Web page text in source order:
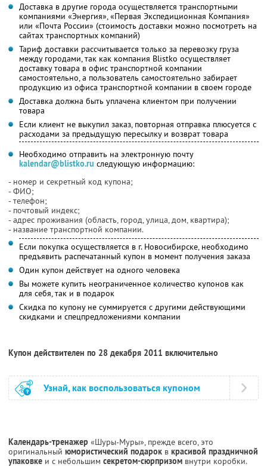
Доставка в другие города осуществляется транспортными
компаниями «Энергия», «Первая Экспедиционная Компания»
или «Почта России» (стоимость доставки можно посмотреть на
сайтах транспортных компаний)
Тариф доставки рассчитывается только за перевозку груза
между городами, так как компания Blistko осуществляет
доставку товара в офис транспортной компании
самостоятельно, а пользователь самостоятельно забирает
продукцию из офиса транспортной компании в своем городе
Доставка должна быть уплачена клиентом при получении
товара
Если клиент не выкупил заказ, повторная отправка плюсуется с
расходами за предыдущую пересылку и возврат товара
Необходимо отправить на электронную почту
kalendar@blistko.ru следующую информацию:
- номер и секретный код купона;
- ФИО;
- телефон;
- почтовый индекс;
- адрес проживания (область, город, улица, дом, квартира);
- название транспортной компании.
Если покупка осуществляется в г. Новосибирске, необходимо
предъявить распечатанный купон в момент получения заказа
Один купон действует на одного человека
Вы можете купить неограниченное количество купонов как
для себя, так и в подарок
Скидка по купону не суммируется с другими действующими
скидками и спецпредложениями компании
Купон действителен по 28 декабря 2011 включительно
Узнай, как воспользоваться купоном
Календарь-тренажер «Шуры-Муры», прежде всего, это
оригинальный юмористический подарок в красивой праздничной
упаковке и с небольшим секретом-сюрпризом внутри коробки.